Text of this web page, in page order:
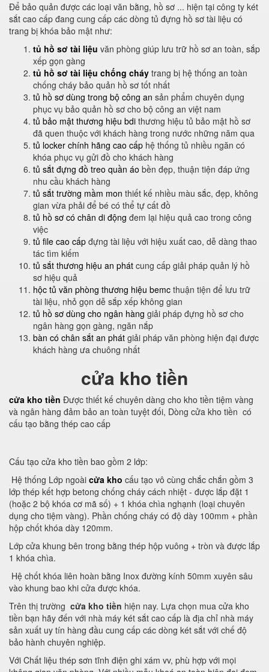
Để bảo quản được các loại văn bằng, hồ sơ ... hiện tại công ty két
sắt cao cấp đang cung cấp các dòng tủ đựng hồ sơ tài liệu có
trang bị khóa bảo mật như:
tủ hồ sơ tài liệu văn phòng giúp lưu trữ hồ sơ an toàn, sắp
xếp gọn gàng
tủ hồ sơ tài liệu chống cháy trang bị hệ thống an toàn
chống cháy bảo quản hồ sơ tốt nhất
tủ hồ sơ dùng trong bộ công an sản phẩm chuyên dụng
phục vụ bảo quản hồ sơ cho bộ công an việt nam
tủ bảo mật thương hiệu bdi thương hiệu tủ bảo mật hồ sơ
đã quen thuộc với khách hàng trong nước những năm qua
tủ locker chính hãng cao cấp hệ thống tủ nhiều ngăn có
khóa phục vụ gửi đồ cho khách hàng
tủ sắt đựng đồ treo quần áo bền đẹp, thuận tiện đáp ứng
nhu cầu khách hàng
tủ sắt trường mầm mon thiết kế nhiều màu sắc, đẹp, không
gian vừa phải để bé có thể tự cất đồ
tủ hồ sơ có chân di động đem lại hiệu quả cao trong công
việc
tủ file cao cấp đựng tài liệu với hiệu xuất cao, dễ dàng thao
tác tìm kiếm
tủ sắt thương hiệu an phát cung cấp giải pháp quản lý hồ
sơ hiệu quả
hộc tủ văn phòng thương hiệu bemc thuận tiện để lưu trữ
tài liệu, nhỏ gọn dễ sắp xếp không gian
tủ hồ sơ dùng cho ngân hàng giải pháp đựng hồ sơ cho
ngân hàng gọn gàng, ngăn nắp
bàn có chân sắt an phát giải pháp văn phòng hiện đại được
khách hàng ưa chuông nhất
cửa kho tiền
cửa kho tiền Được thiết kế chuyên dàng cho kho tiền tiệm vàng
và ngân hàng đảm bảo an toàn tuyệt đối, Dòng cửa kho tiền có
cấu tạo bằng thép cao cấp
Cấu tạo cửa kho tiền bao gồm 2 lớp:
Hệ thống Lớp ngoài cửa kho cấu tạo vô cùng chắc chắn gồm 3
lớp thép kết hợp betong chống cháy cách nhiệt - được lắp đặt 1
(hoặc 2 bộ khóa cơ mã số) + 1 khóa chìa nghạnh (loại chuyên
dụng cho tiệm vàng). Phần chống cháy có độ dày 100mm + phần
hộp chốt khóa dày 120mm.
Lớp cửa khung bên trong bằng thép hộp vuông + tròn và được lắp
1 khóa chìa.
Hệ chốt khóa liên hoàn bằng Inox đường kính 50mm xuyên sâu
vào khung bao khi cửa được khóa.
Trên thị trường cửa kho tiền hiện nay. Lựa chọn mua cửa kho
tiền bạn hãy đến với nhà máy két sắt cao cấp là địa chỉ nhà máy
sản xuất uy tín hàng đầu cung cấp các dòng két sắt với chế độ
bảo hành chuyên nghiệp.
Với Chất liệu thép sơn tĩnh điện ghi xám vv, phù hợp với mọi